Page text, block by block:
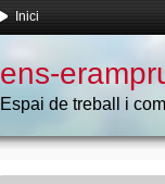
Inici
ens-
Espai de treball i